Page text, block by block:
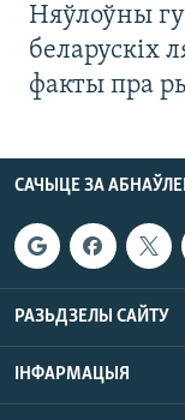
Няўлоўны
беларускіх
факты пра
САЧЫЦЕ ЗА
РАЗЬДЗЕЛЫ САЙТУ
ІНФАРМАЦЫЯ